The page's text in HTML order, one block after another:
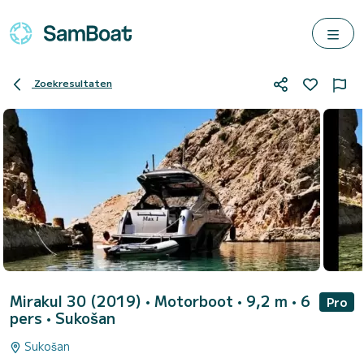
Zoekresultaten
Mirakul 30 (2019) • Motorboot • 9,2 m • 6
pers • Sukošan
Pro
Sukošan